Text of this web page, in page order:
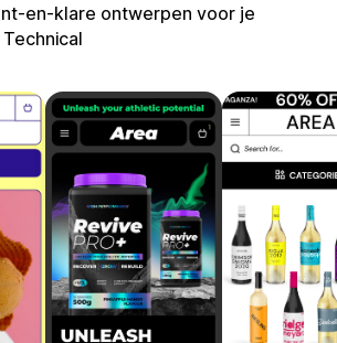
en-klare ontwerpen voor je